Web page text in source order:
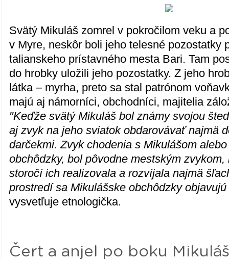
Svätý Mikuláš zomrel v pokročilom veku a
v Myre, neskôr boli jeho telesné pozostatky
talianskeho prístavného mesta Bari. Tam
do hrobky uložili jeho pozostatky. Z jeho
látka – myrha, preto sa stal patrónom
majú aj námorníci, obchodníci, majitelia
"Keďže svätý Mikuláš bol známy svojou
aj zvyk na jeho sviatok obdarovávať najmä
darčekmi. Zvyk chodenia s Mikulášom
obchôdzky, bol pôvodne mestským
storočí ich realizovala a rozvíjala najmä
prostredí sa Mikulášske obchôdzky
vysvetľuje etnologička.
Čert a anjel po boku